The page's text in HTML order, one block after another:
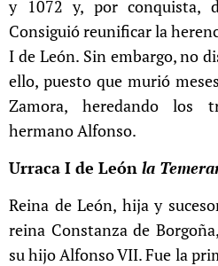
y 1072 y, por conquista,
Consiguió reunificar la
I de León. Sin embargo, no
ello, puesto que murió
Zamora, heredando los
hermano Alfonso.
Urraca I de León la
Reina de León, hija y
reina Constanza de
su hijo Alfonso VII. Fue la